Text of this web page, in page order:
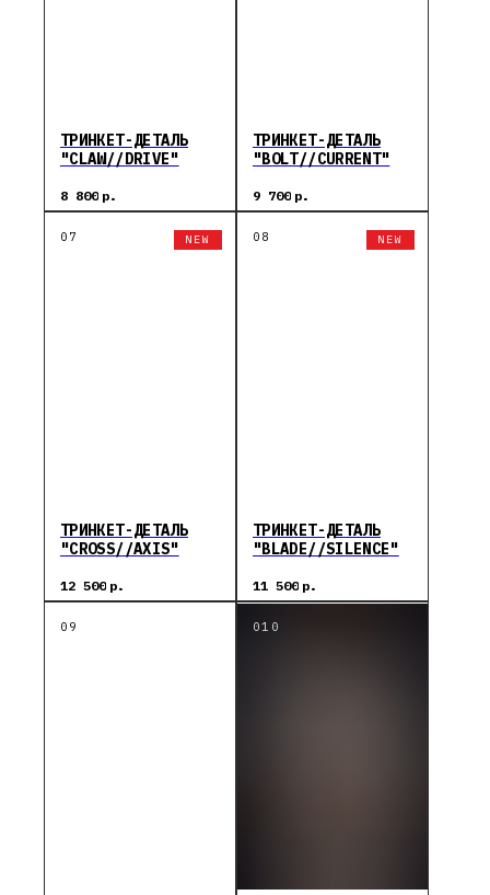
ТРИНКЕТ-ДЕТАЛЬ
"CLAW//DRIVE"
8 800 р.
ТРИНКЕТ-ДЕТАЛЬ
"BOLT//CURRENT"
9 700 р.
NEW
ТРИНКЕТ-ДЕТАЛЬ
"CROSS//AXIS"
12 500 р.
NEW
ТРИНКЕТ-ДЕТАЛЬ
"BLADE//SILENCE"
11 500 р.